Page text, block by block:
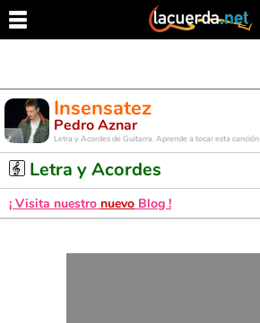
Insensatez
Pedro Aznar
Letra y Acordes de Guitarra. Aprende a tocar esta canción
Letra y Acordes
¡ Visita nuestro nuevo Blog !